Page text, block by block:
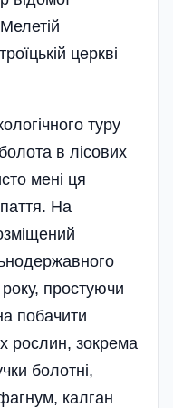
церкві
туру
в лісових
мені ця
На
простуючи
побачити
рослин, зокрема
болотні,
калган